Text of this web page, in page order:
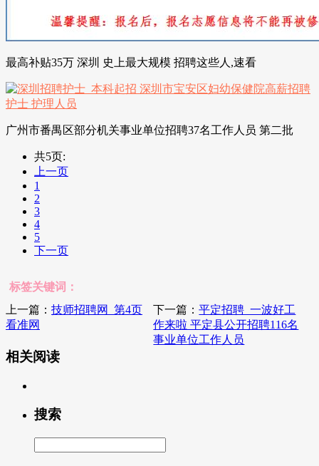
最高补贴35万 深圳 史上最大规模 招聘这些人,速看
广州市番禺区部分机关事业单位招聘37名工作人员 第二批
共5页:
上一页
1
2
3
4
5
下一页
标签关键词：
上一篇： 技师招聘网_第4页
看准网
下一篇：平定招聘_一波好工
作来啦 平定县公开招聘116名
事业单位工作人员
相关阅读
搜索